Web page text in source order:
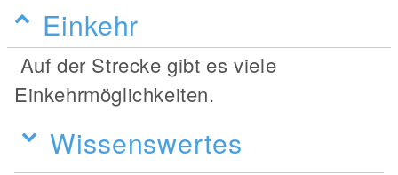
Einkehr
Auf der Strecke gibt es viele
Einkehrmöglichkeiten.
Wissenswertes